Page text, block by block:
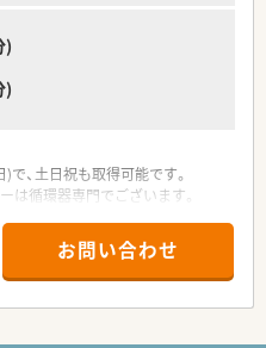
スタッフが中心となって活躍し
れており、自発的に考えて行動で
。
)
)
、土日祝も取得可能です。
循環器専門でございます。
体制をとっているため、無理なく
お問い合わせ